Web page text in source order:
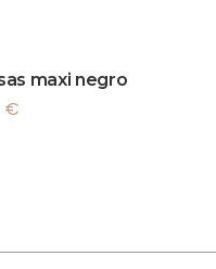
maxi negro
€